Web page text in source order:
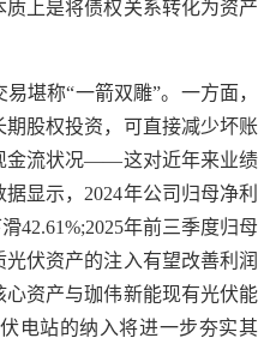
上是将债权关系转化为资产
称“一箭双雕”。一方面，
股权投资，可直接减少坏账
金流状况——这对近年来业绩
显示，2024年公司归母净利
42.61%;2025年前三季度归母
伏资产的注入有望改善利润
资产与珈伟新能现有光伏能
电站的纳入将进一步夯实其